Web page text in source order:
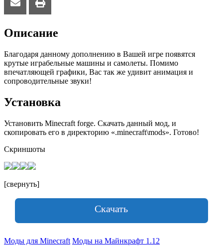
Описание
Благодаря данному дополнению в Вашей игре появятся
крутые играбельные машины и самолеты. Помимо
впечатляющей графики, Вас так же удивит анимация и
сопроводительные звуки!
Установка
Установить Minecraft forge. Скачать данный мод, и
скопировать его в директорию «.minecraft\mods». Готово!
Скриншоты
[свернуть]
Скачать
Моды для Minecraft Моды на Майнкрафт 1.12